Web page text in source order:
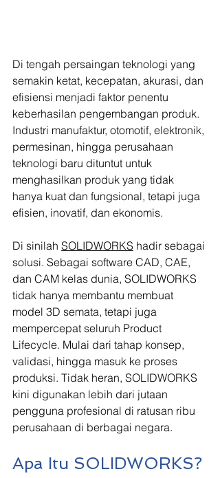
Di tengah persaingan teknologi yang
semakin ketat, kecepatan, akurasi, dan
efisiensi menjadi faktor penentu
keberhasilan pengembangan produk.
Industri manufaktur, otomotif, elektronik,
permesinan, hingga perusahaan
teknologi baru dituntut untuk
menghasilkan produk yang tidak
hanya kuat dan fungsional, tetapi juga
efisien, inovatif, dan ekonomis.
Di sinilah SOLIDWORKS hadir sebagai
solusi. Sebagai software CAD, CAE,
dan CAM kelas dunia, SOLIDWORKS
tidak hanya membantu membuat
model 3D semata, tetapi juga
mempercepat seluruh Product
Lifecycle. Mulai dari tahap konsep,
validasi, hingga masuk ke proses
produksi. Tidak heran, SOLIDWORKS
kini digunakan lebih dari jutaan
pengguna profesional di ratusan ribu
perusahaan di berbagai negara.
Apa Itu SOLIDWORKS?